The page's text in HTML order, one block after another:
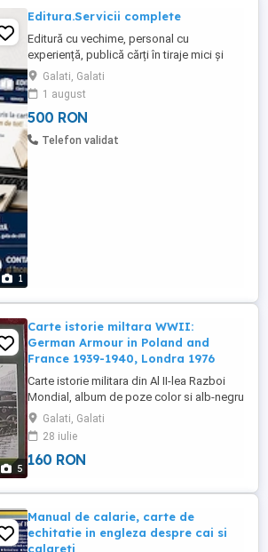
1
Editura.Servicii complete
Editură cu vechime, personal cu
experiență, publică cărți în tiraje mici și
medii. Asigurăm servicii complete. Prețuri
competitive.
Galati, Galati
1 august
500 RON
Telefon validat
5
Carte istorie miltara WWII:
German Armour in Poland and
France 1939-1940, Londra 1976
Carte istorie militara din Al II-lea Razboi
Mondial, album de poze color si alb-negru
cu detalii si explicatii in engleza despre
"German Armour in Poland and France
1939-1940, carte tiparita la Londra in anul
1976, autor Eric Grove; dimensiuni carte 20
buna pe ...
Galati, Galati
28 iulie
160 RON
Manual de calarie, carte de
echitatie in engleza despre cai si
calareti